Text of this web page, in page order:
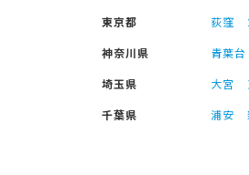
東京都 荻窪
神奈川県
青葉台
埼玉県
大宮
千葉県
浦安